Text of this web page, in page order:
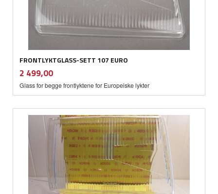
FRONTLYKTGLASS-SETT 107 EURO
Pris
2 499,00mva.
Glass for begge frontlyktene for Europeiske lykter